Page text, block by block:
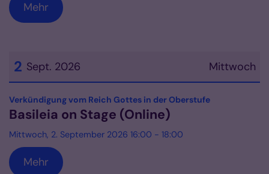
Mehr
Mittwoch
2 Sept. 2026
Datum: 2. September 2026
Verkündigung vom Reich Gottes in der Oberstufe:
Basileia on Stage (Online)
Mittwoch, 2. September 2026 16:00 - 18:00
Mehr